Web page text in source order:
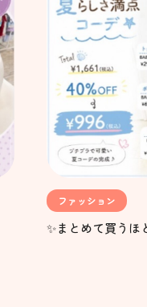
ファッション
✨まとめて買うほ